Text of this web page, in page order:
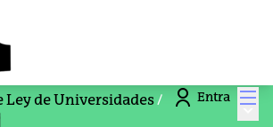
Entra
Ley de Universidades/